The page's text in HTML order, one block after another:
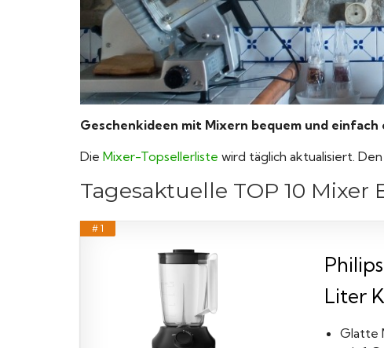
Geschenkideen mit Mixern bequem und einfach
Die Mixer-Topsellerliste wird täglich aktualisiert.
Tagesaktuelle TOP 10 Mixer
# 1
Liter
Glatte